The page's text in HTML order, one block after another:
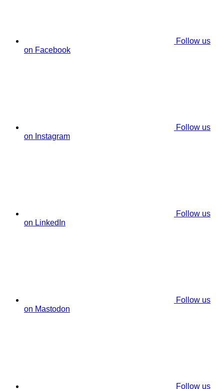
Follow us
on Facebook
Follow us
on Instagram
Follow us
on LinkedIn
Follow us
on Mastodon
Follow us